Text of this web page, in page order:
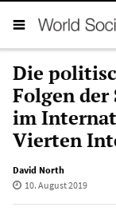
Die
Folgen der
im
Vierten
David North
10. August 2019